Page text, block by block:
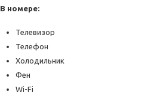
В номере:
Телевизор
Телефон
Холодильник
Фен
Wi-Fi